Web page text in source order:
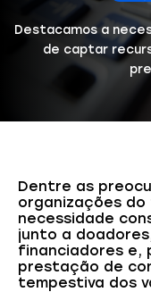
Destacamos a
de captar
Dentre as
organizações
necessidade
junto a
financiadores e,
prestação de
tempestiva dos